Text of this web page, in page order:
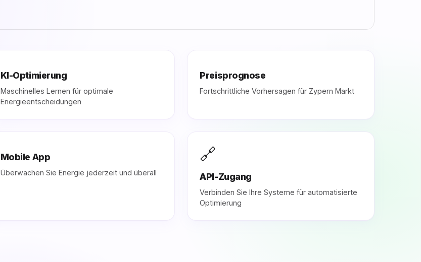
KI-Optimierung
Maschinelles Lernen für optimale
Energieentscheidungen
Preisprognose
Fortschrittliche Vorhersagen für Zypern Markt
Mobile App
Überwachen Sie Energie jederzeit und überall
🔗
API-Zugang
Verbinden Sie Ihre Systeme für automatisierte
Optimierung